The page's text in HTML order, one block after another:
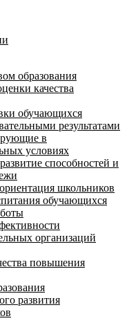
образования
качества
обучающихся
результатами
в
условиях
способностей и
школьников
обучающихся
организаций
повышения
развития